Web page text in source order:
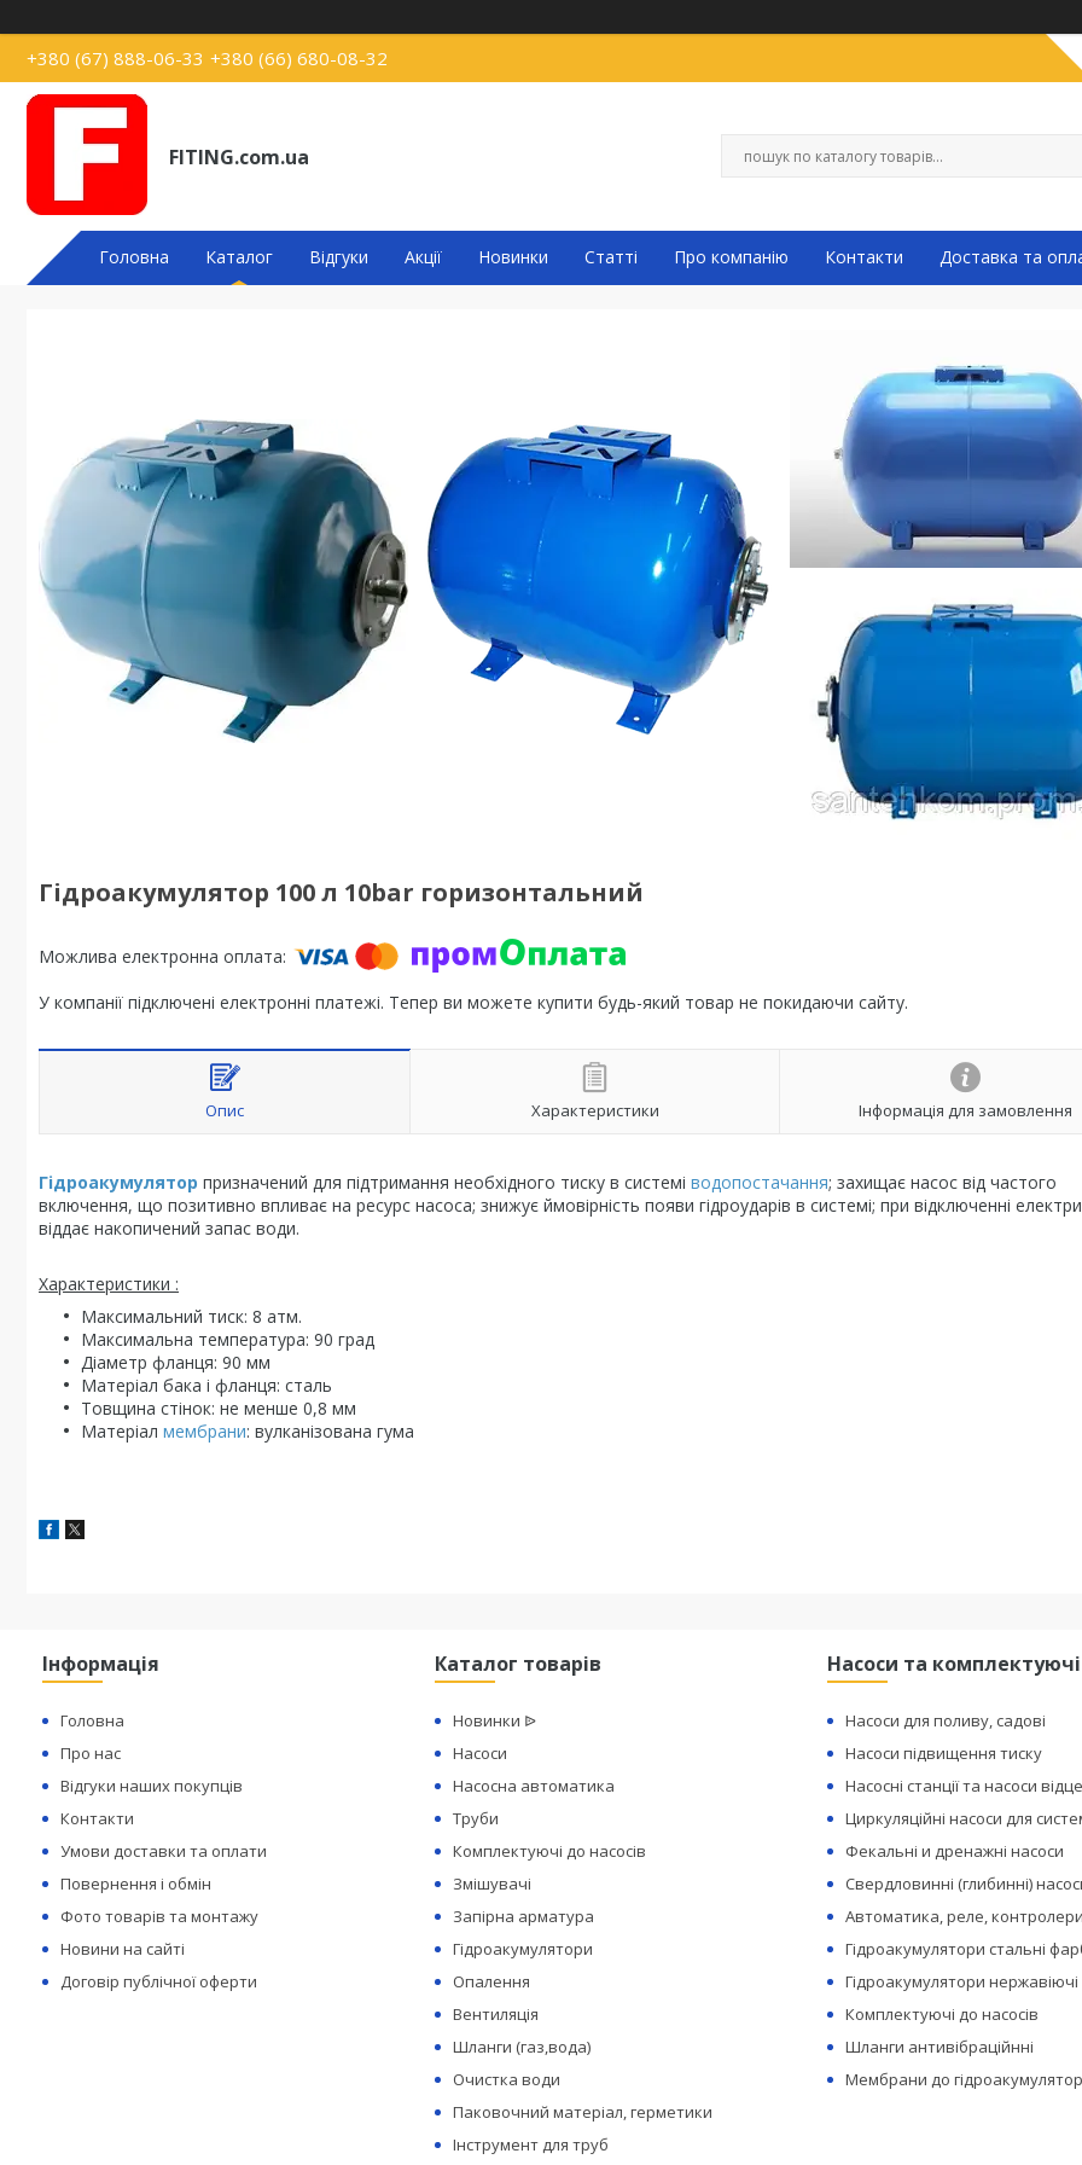
+380 (67) 888-06-33 +380 (66) 680-08-32
FITING.com.ua
Головна Каталог Відгуки Акції Новинки Статті Про компанію Контакти Доставка та
Гідроакумулятор 100 л 10bar горизонтальний
У компанії підключені електронні платежі. Тепер ви можете купити будь-який товар не покидаючи сайту.
Опис Характеристики Інформація для замовлення
Гідроакумулятор призначений для підтримання необхідного тиску в системі водопостачання; захищає насос від частого
включення, що позитивно впливає на ресурс насоса; знижує ймовірність появи гідроударів в системі; при відключенні
віддає накопичений запас води.
Характеристики :
Максимальний тиск: 8 атм.
Максимальна температура: 90 град
Діаметр фланця: 90 мм
Матеріал бака і фланця: сталь
Товщина стінок: не менше 0,8 мм
Матеріал мембрани: вулканізована гума
Інформація
Головна
Про нас
Відгуки наших покупців
Контакти
Умови доставки та оплати
Повернення і обмін
Фото товарів та монтажу
Новини на сайті
Договір публічної оферти
Каталог товарів
Новинки ᐉ
Насоси
Насосна автоматика
Труби
Комплектуючі до насосів
Змішувачі
Запірна арматура
Гідроакумулятори
Опалення
Вентиляція
Шланги (газ,вода)
Очистка води
Паковочний матеріал, герметики
Інструмент для труб
Насоси та комплектуючі
Насоси для поливу, садові
Насоси підвищення тиску
Насосні станції та насоси
Циркуляційні насоси для
Фекальні и дренажні насоси
Свердловинні (глибинні)
Автоматика, реле,
Гідроакумулятори стальні
Гідроакумулятори нержавіючі
Комплектуючі до насосів
Шланги антивібраційнні
Мембрани до